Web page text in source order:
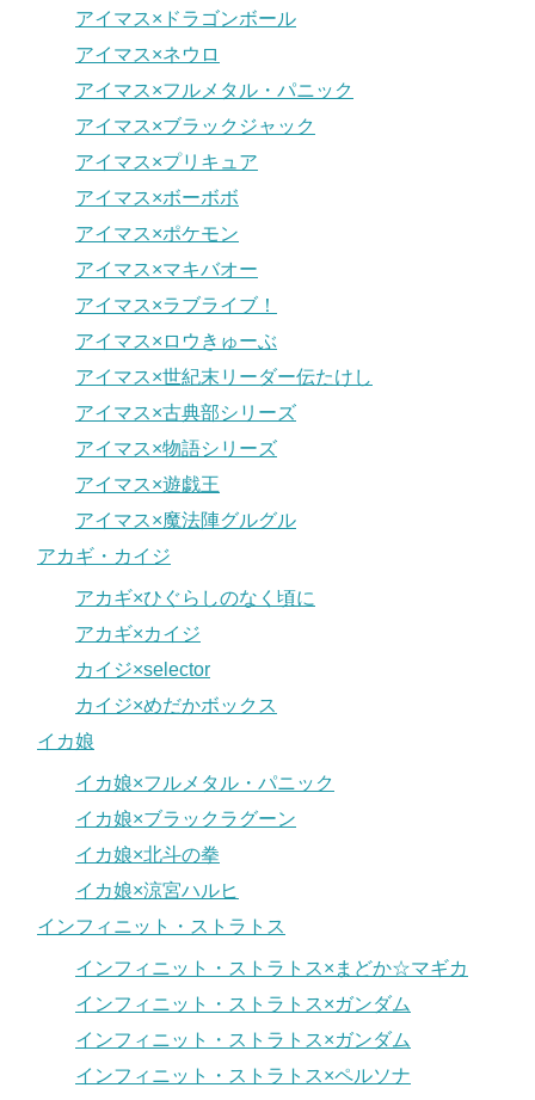
アイマス×ドラゴンボール
アイマス×ネウロ
アイマス×フルメタル・パニック
アイマス×ブラックジャック
アイマス×プリキュア
アイマス×ボーボボ
アイマス×ポケモン
アイマス×マキバオー
アイマス×ラブライブ！
アイマス×ロウきゅーぶ
アイマス×世紀末リーダー伝たけし
アイマス×古典部シリーズ
アイマス×物語シリーズ
アイマス×遊戯王
アイマス×魔法陣グルグル
アカギ・カイジ
アカギ×ひぐらしのなく頃に
アカギ×カイジ
カイジ×selector
カイジ×めだかボックス
イカ娘
イカ娘×フルメタル・パニック
イカ娘×ブラックラグーン
イカ娘×北斗の拳
イカ娘×涼宮ハルヒ
インフィニット・ストラトス
インフィニット・ストラトス×まどか☆マギカ
インフィニット・ストラトス×ガンダム
インフィニット・ストラトス×ガンダム
インフィニット・ストラトス×ペルソナ